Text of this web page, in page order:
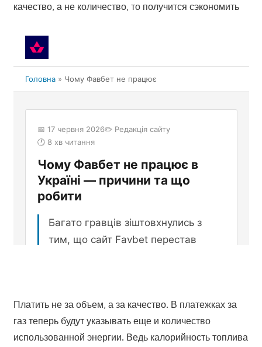
качество, а не количество, то получится сэкономить
Платить не за объем, а за качество. В платежках за
газ теперь будут указывать еще и количество
использованной энергии. Ведь калорийность топлива